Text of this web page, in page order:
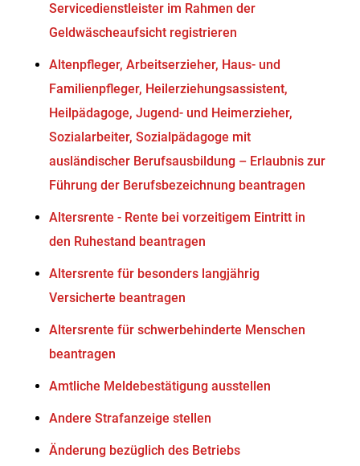
Servicedienstleister im Rahmen der
Geldwäscheaufsicht registrieren
Altenpfleger, Arbeitserzieher, Haus- und
Familienpfleger, Heilerziehungsassistent,
Heilpädagoge, Jugend- und Heimerzieher,
Sozialarbeiter, Sozialpädagoge mit
ausländischer Berufsausbildung – Erlaubnis zur
Führung der Berufsbezeichnung beantragen
Altersrente - Rente bei vorzeitigem Eintritt in
den Ruhestand beantragen
Altersrente für besonders langjährig
Versicherte beantragen
Altersrente für schwerbehinderte Menschen
beantragen
Amtliche Meldebestätigung ausstellen
Andere Strafanzeige stellen
Änderung bezüglich des Betriebs